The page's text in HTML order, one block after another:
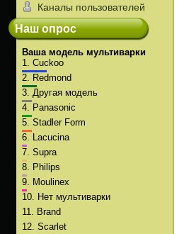
Каналы пользователей
Наш опрос
Ваша модель мультиварки
1. Cuckoo
2.
Redmond
3. Другая модель
4.
Panasonic
5. Stadler Form
6.
Lacucina
7. Supra
8.
Philips
9.
Moulinex
10.
Нет мультиварки
11.
Brand
12. Scarlet